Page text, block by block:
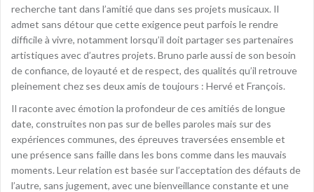
recherche tant dans l’amitié que dans ses projets musicaux. Il
admet sans détour que cette exigence peut parfois le rendre
difficile à vivre, notamment lorsqu’il doit partager ses partenaires
artistiques avec d’autres projets. Bruno parle aussi de son besoin
de confiance, de loyauté et de respect, des qualités qu’il retrouve
pleinement chez ses deux amis de toujours : Hervé et François.
Il raconte avec émotion la profondeur de ces amitiés de longue
date, construites non pas sur de belles paroles mais sur des
expériences communes, des épreuves traversées ensemble et
une présence sans faille dans les bons comme dans les mauvais
moments. Leur relation est basée sur l’acceptation des défauts de
l’autre, sans jugement, avec une bienveillance constante et une